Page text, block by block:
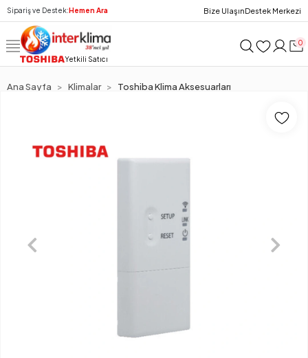
Sipariş ve Destek:Hemen Ara Bize UlaşınDestek Merkezi
Yetkili Satıcı
0
Ana Sayfa Klimalar Toshiba Klima Aksesuarları